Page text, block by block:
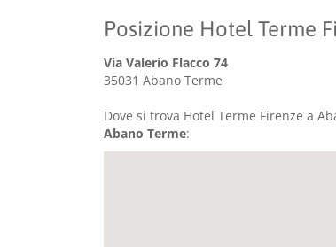
Posizione Hotel Terme
Via Valerio Flacco 74
35031 Abano Terme
Dove si trova Hotel Terme Firenze a
Abano Terme: